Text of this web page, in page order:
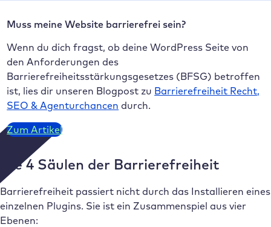
Muss meine Website barrierefrei sein?
Wenn du dich fragst, ob deine WordPress Seite von
den Anforderungen des
Barrierefreiheitsstärkungsgesetzes (BFSG) betroffen
ist, lies dir unseren Blogpost zu Barrierefreiheit Recht,
SEO & Agenturchancen durch.
Zum Artikel
Die 4 Säulen der Barrierefreiheit
Barrierefreiheit passiert nicht durch das Installieren eines
einzelnen Plugins. Sie ist ein Zusammenspiel aus vier
Ebenen: